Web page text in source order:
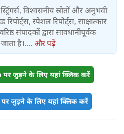
विश्वसनीय स्रोतों और अनुभवी
रिपोर्ट्स, स्पेशल रिपोर्ट्स, साक्षात्कार
संपादकों द्वारा सावधानीपूर्वक
है।.... और पढ़ें
पर जुड़ने के लिए यहां क्लिक करें
पर जुड़ने के लिए यहां क्लिक करें